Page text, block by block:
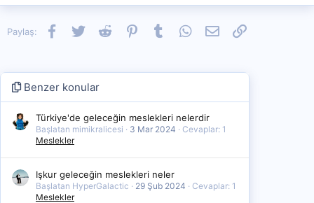
Paylaş: Facebook
TwitterReddit PinterestTumblrWhatsApp
E-postaLink
Benzer konular
Türkiye'de geleceğin meslekleri nelerdir
Başlatan mimikralicesi 3 Mar 2024
Cevaplar: 1
Meslekler
Işkur geleceğin meslekleri neler
Başlatan HyperGalactic 29 Şub 2024
Cevaplar: 1
Meslekler